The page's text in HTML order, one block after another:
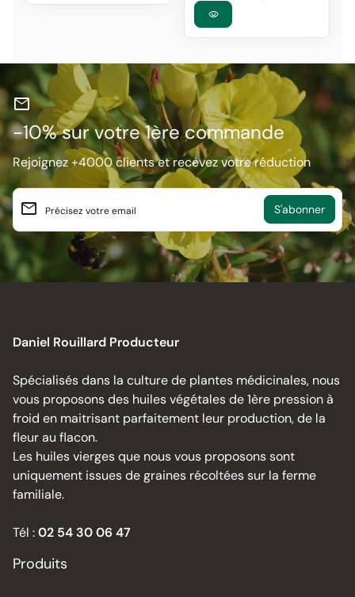
visibility
mail
-10% sur votre 1ère commande
Rejoignez +4000 clients et recevez votre réduction
Précisez votre email
email
Daniel Rouillard Producteur
Spécialisés dans la culture de plantes médicinales, nous
vous proposons des huiles végétales de 1ère pression à
froid en maitrisant parfaitement leur production, de la
fleur au flacon.
Les huiles vierges que nous vous proposons sont
uniquement issues de graines récoltées sur la ferme
familiale.
Tél :02 54 30 06 47
Produits